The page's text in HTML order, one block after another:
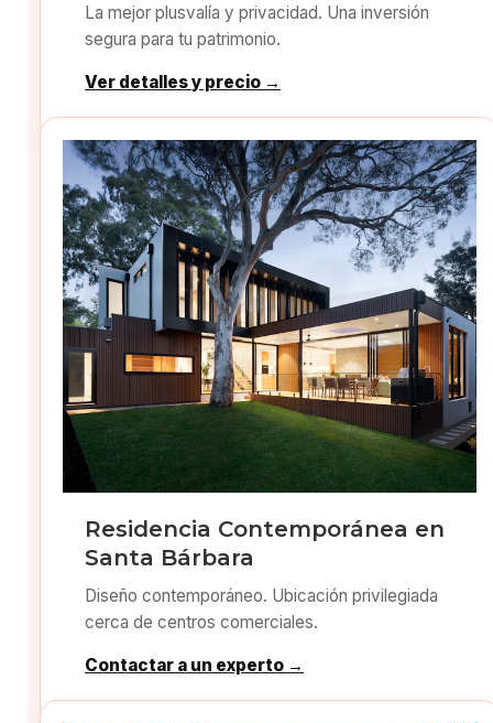
La mejor plusvalía y privacidad. Una inversión
segura para tu patrimonio.
Ver detalles y precio →
Residencia Contemporánea en
Santa Bárbara
Diseño contemporáneo. Ubicación privilegiada
cerca de centros comerciales.
Contactar a un experto →